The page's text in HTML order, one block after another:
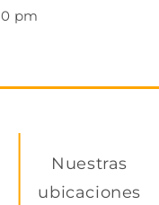
pm
Nuestras
ubicaciones